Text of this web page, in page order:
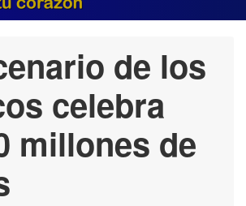
de los
celebra
millones de